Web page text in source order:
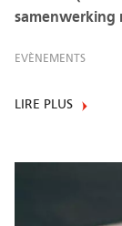
samenwerking
EVÈNEMENTS
LIRE PLUS